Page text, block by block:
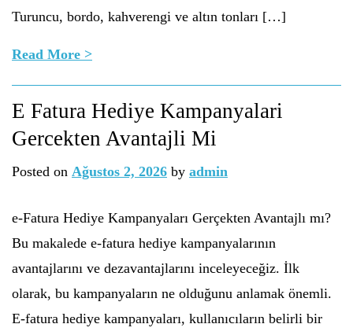
Turuncu, bordo, kahverengi ve altın tonları […]
Read More >
E Fatura Hediye Kampanyalari
Gercekten Avantajli Mi
Posted on Ağustos 2, 2026 by admin
e-Fatura Hediye Kampanyaları Gerçekten Avantajlı mı?
Bu makalede e-fatura hediye kampanyalarının
avantajlarını ve dezavantajlarını inceleyeceğiz. İlk
olarak, bu kampanyaların ne olduğunu anlamak önemli.
E-fatura hediye kampanyaları, kullanıcıların belirli bir